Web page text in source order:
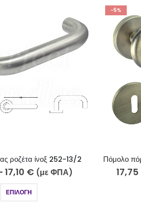
ροζέτα μπρονζέ 255-16/2
–35,40€ (με ΦΠΑ)
ΕΠΙΛΟΓΉ
-5%